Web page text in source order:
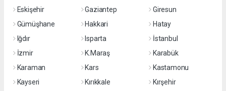
Eskişehir
Gaziantep
Giresun
Gümüşhane
Hakkari
Hatay
Iğdır
Isparta
İstanbul
İzmir
K.Maraş
Karabük
Karaman
Kars
Kastamonu
Kayseri
Kırıkkale
Kırşehir